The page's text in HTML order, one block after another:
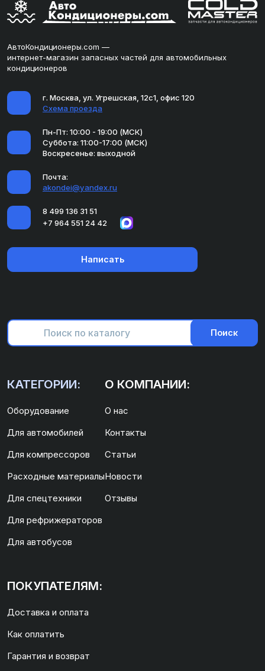
АвтоКондиционеры.com —
интернет-магазин запасных частей для автомобильных
кондиционеров
г. Москва, ул. Угрешская, 12с1, офис 120
Схема проезда
Пн-Пт: 10:00 - 19:00 (МСК)
Суббота: 11:00-17:00 (МСК)
Воскресенье: выходной
Почта:
akondei@yandex.ru
8 499 136 31 51
+7 964 551 24 42
Написать
Поиск
КАТЕГОРИИ:
Оборудование
Для автомобилей
Для компрессоров
Расходные материалы
Для спецтехники
Для рефрижераторов
Для автобусов
О КОМПАНИИ:
О нас
Контакты
Статьи
Новости
Отзывы
ПОКУПАТЕЛЯМ:
Доставка и оплата
Как оплатить
Гарантия и возврат